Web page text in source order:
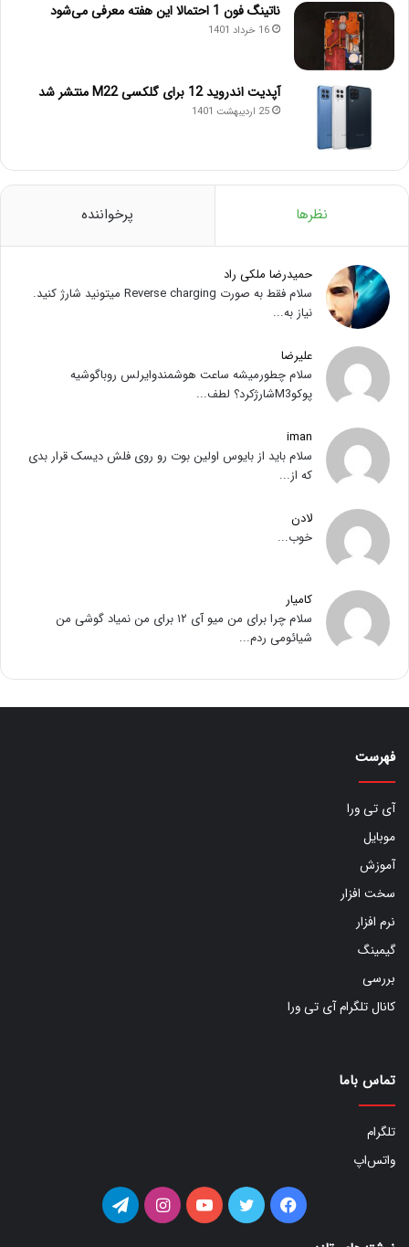
ناتینگ فون 1 احتمالا این هفته معرفی می‌شود
16 خرداد 1401
آپدیت اندروید 12 برای گلکسی M22 منتشر شد
25 اردیبهشت 1401
نظرها پرخواننده
حمیدرضا ملکی راد
سلام فقط به صورت Reverse charging میتونید شارژ کنید.
نیاز به...
علیرضا
سلام چطورمیشه ساعت هوشمندوایرلس روباگوشیه
پوکوM3شارژکرد؟ لطف...
iman
سلام باید از بایوس اولین بوت رو روی فلش دیسک قرار بدی
که از...
لادن
خوب...
کامیار
سلام چرا برای من میو آی ۱۲ برای من نمیاد گوشی من
شیائومی ردم...
فهرست
آی تی ورا
موبایل
آموزش
سخت افزار
نرم افزار
گیمینگ
بررسی
کانال تلگرام آی تی ورا
تماس باما
تلگرام
واتس‌اپ
فیس توییتر یوتیوب اینستاگرامتلگرام